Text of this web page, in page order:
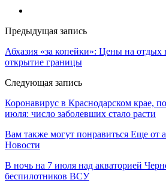
Предыдущая запись
Абхазия «за копейки»: Цены на
открытие границы
Следующая запись
Коронавирус в Краснодарском крае,
июля: число заболевших стало расти
Вам также могут понравиться Еще от
Новости
В ночь на 7 июля над акваторией
беспилотников ВСУ